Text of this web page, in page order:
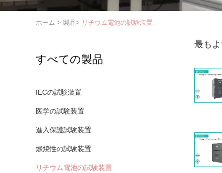
ホーム > 製品> リチウム電池の試験装置
すべての製品
IECの試験装置
医学の試験装置
進入保護試験装置
燃焼性の試験装置
リチウム電池の試験装置
最も